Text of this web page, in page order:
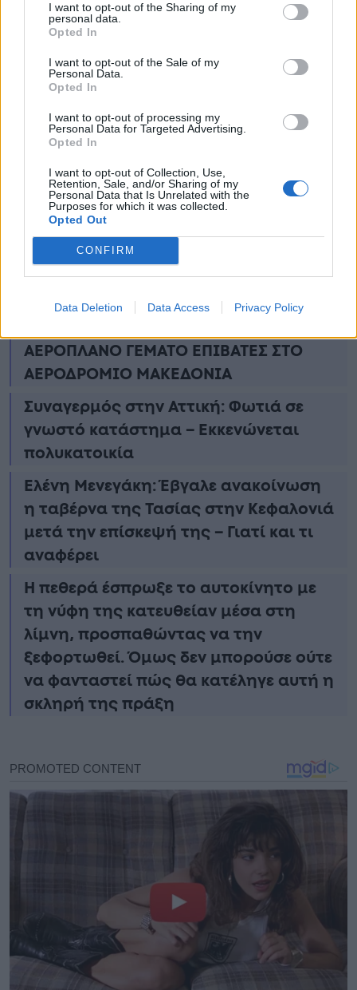
I want to opt-out of the Sharing of my
personal data.
Opted In
I want to opt-out of the Sale of my
Personal Data.
Opted In
I want to opt-out of processing my
Personal Data for Targeted Advertising.
Opted In
I want to opt-out of Collection, Use,
Retention, Sale, and/or Sharing of my
Personal Data that Is Unrelated with the
Purposes for which it was collected.
Opted Out
CONFIRM
Data Deletion Data Access Privacy Policy
ΑΕΡΟΠΛΑΝΟ ΓΕΜΑΤΟ ΕΠΙΒΑΤΕΣ ΣΤΟ
ΑΕΡΟΔΡΟΜΙΟ ΜΑΚΕΔΟΝΙΑ
Συναγερμός στην Αττική: Φωτιά σε
γνωστό κατάστημα – Εκκενώνεται
πολυκατοικία
Ελένη Μενεγάκη: Έβγαλε ανακοίνωση
η ταβέρνα της Τασίας στην Κεφαλονιά
μετά την επίσκεψή της – Γιατί και τι
αναφέρει
Η πεθερά έσπρωξε το αυτοκίνητο με
τη νύφη της κατευθείαν μέσα στη
λίμνη, προσπαθώντας να την
ξεφορτωθεί. Όμως δεν μπορούσε ούτε
να φανταστεί πώς θα κατέληγε αυτή η
σκληρή της πράξη